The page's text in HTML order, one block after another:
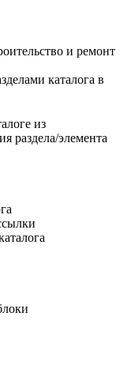
и ремонт
каталога в
из
раздела/элемента